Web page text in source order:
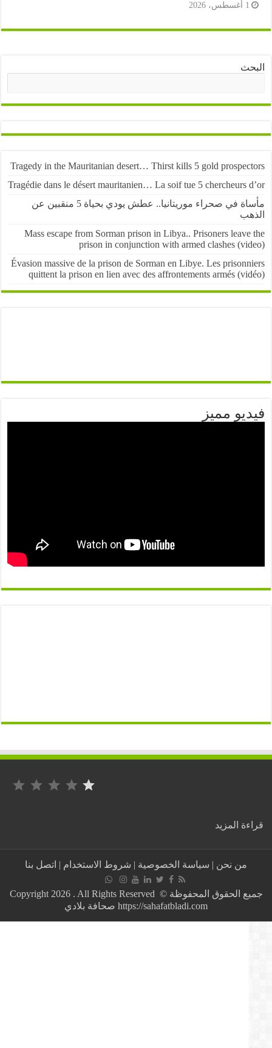
Tragedy in the Mauritanian desert… Thirst kills 5 gold
Tragédie dans le désert mauritanien… La soif tue 5 chercheurs
مأساة في صحراء موريتانيا.. عطش يودي بحياة 5 منقبين عن
Mass escape from Sorman prison in Libya.. Prisoners
prison in conjunction with armed clashes
Évasion massive de la prison de Sorman en Libye. Les
quittent la prison en lien avec des affrontements armés
مميز
التصنيف: 1 من أصل 5.
المزيد :
أغـضـب
جمـيـعـي
الــجــزائريـيــن
بـهـذا
الـتـصريــح
من نحن| سياسة الخصوصية|شروط الاستخدام|اتصل بنا
جميع الحقوق المحفوظة © Copyright 2026 . All Rights Reserved
https://sahafatbladi.com صحافة بلادي